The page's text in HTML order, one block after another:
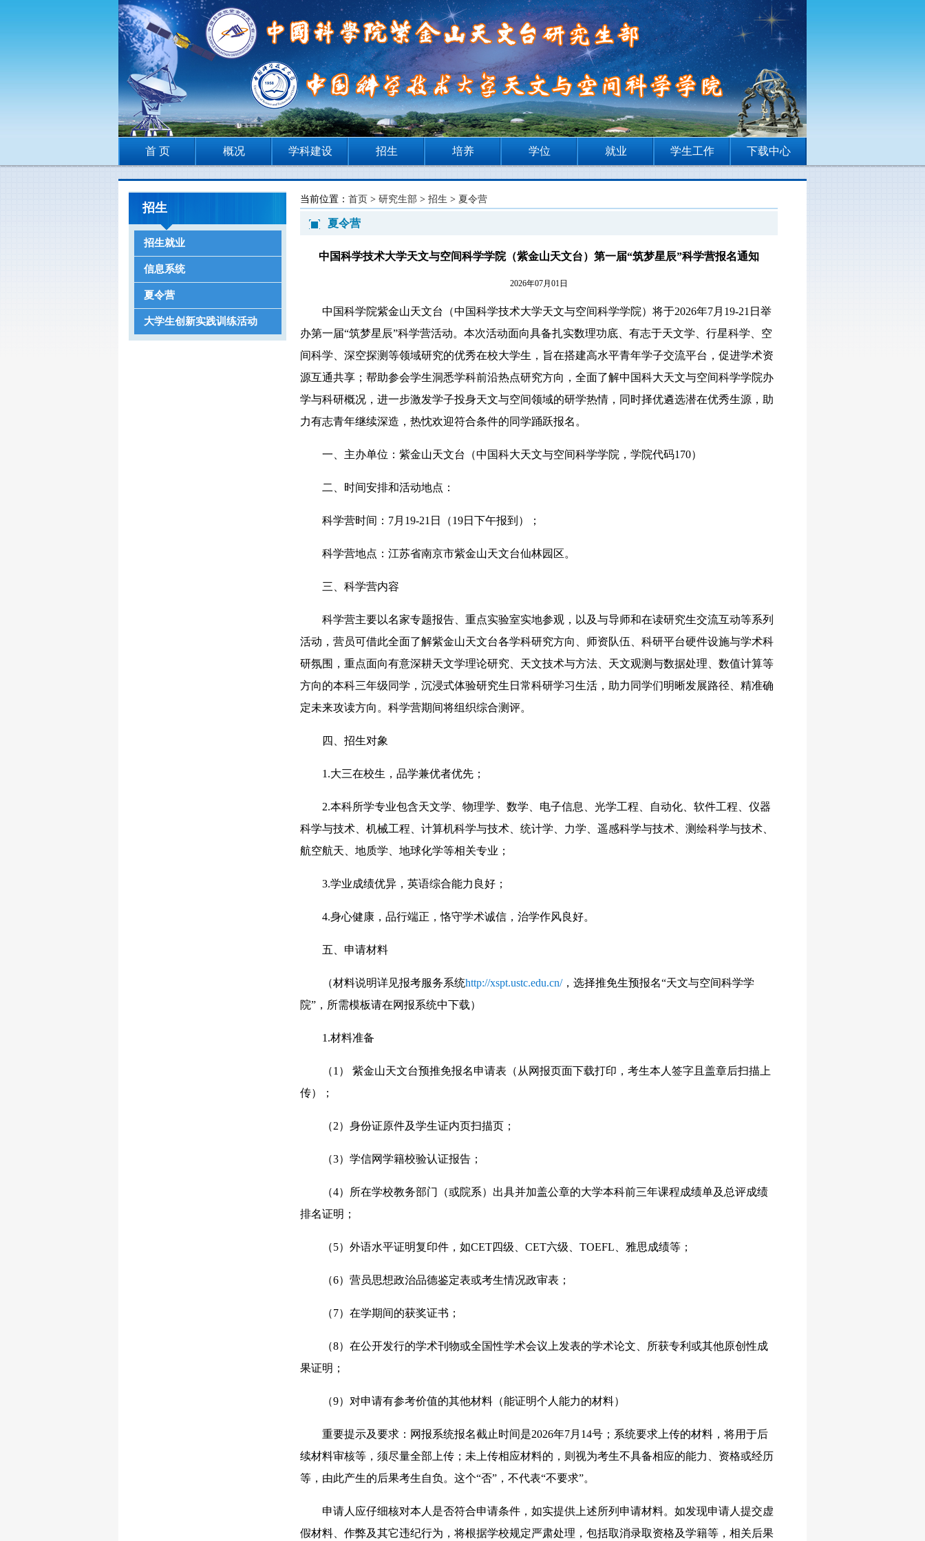
首 页 概况 学科建设 招生 培养 学位 就业 学生工作 下载中心
招生
招生就业
信息系统
夏令营
大学生创新实践训练活动
当前位置： 首页 > 研究生部 > 招生 > 夏令营
夏令营
中国科学技术大学天文与空间科学学院（紫金山天文台）第一届“筑梦星辰”科学营报名通知
2026年07月01日
中国科学院紫金山天文台（中国科学技术大学天文与空间科学学院）将于2026年7月19-21日举
办第一届“筑梦星辰”科学营活动。本次活动面向具备扎实数理功底、有志于天文学、行星科学、空
间科学、深空探测等领域研究的优秀在校大学生，旨在搭建高水平青年学子交流平台，促进学术资
源互通共享；帮助参会学生洞悉学科前沿热点研究方向，全面了解中国科大天文与空间科学学院办
学与科研概况，进一步激发学子投身天文与空间领域的研学热情，同时择优遴选潜在优秀生源，助
力有志青年继续深造，热忱欢迎符合条件的同学踊跃报名。
一、主办单位：紫金山天文台（中国科大天文与空间科学学院，学院代码170）
二、时间安排和活动地点：
科学营时间：7月19-21日（19日下午报到）；
科学营地点：江苏省南京市紫金山天文台仙林园区。
三、科学营内容
科学营主要以名家专题报告、重点实验室实地参观，以及与导师和在读研究生交流互动等系列
活动，营员可借此全面了解紫金山天文台各学科研究方向、师资队伍、科研平台硬件设施与学术科
研氛围，重点面向有意深耕天文学理论研究、天文技术与方法、天文观测与数据处理、数值计算等
方向的本科三年级同学，沉浸式体验研究生日常科研学习生活，助力同学们明晰发展路径、精准确
定未来攻读方向。科学营期间将组织综合测评。
四、招生对象
1.大三在校生，品学兼优者优先；
2.本科所学专业包含天文学、物理学、数学、电子信息、光学工程、自动化、软件工程、仪器
科学与技术、机械工程、计算机科学与技术、统计学、力学、遥感科学与技术、测绘科学与技术、
航空航天、地质学、地球化学等相关专业；
3.学业成绩优异，英语综合能力良好；
4.身心健康，品行端正，恪守学术诚信，治学作风良好。
五、申请材料
（材料说明详见报考服务系统http://xspt.ustc.edu.cn/，选择推免生预报名“天文与空间科学学
院”，所需模板请在网报系统中下载）
1.材料准备
（1） 紫金山天文台预推免报名申请表（从网报页面下载打印，考生本人签字且盖章后扫描上
传）；
（2）身份证原件及学生证内页扫描页；
（3）学信网学籍校验认证报告；
（4）所在学校教务部门（或院系）出具并加盖公章的大学本科前三年课程成绩单及总评成绩
排名证明；
（5）外语水平证明复印件，如CET四级、CET六级、TOEFL、雅思成绩等；
（6）营员思想政治品德鉴定表或考生情况政审表；
（7）在学期间的获奖证书；
（8）在公开发行的学术刊物或全国性学术会议上发表的学术论文、所获专利或其他原创性成
果证明；
（9）对申请有参考价值的其他材料（能证明个人能力的材料）
重要提示及要求：网报系统报名截止时间是2026年7月14号；系统要求上传的材料，将用于后
续材料审核等，须尽量全部上传；未上传相应材料的，则视为考生不具备相应的能力、资格或经历
等，由此产生的后果考生自负。这个“否”，不代表“不要求”。
申请人应仔细核对本人是否符合申请条件，如实提供上述所列申请材料。如发现申请人提交虚
假材料、作弊及其它违纪行为，将根据学校规定严肃处理，包括取消录取资格及学籍等，相关后果